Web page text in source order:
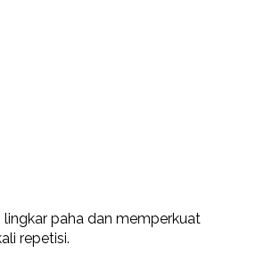
paha dan memperkuat
repetisi.